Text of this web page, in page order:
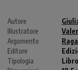
Autore
Illustratore
Argomento
Editore
Tipologia